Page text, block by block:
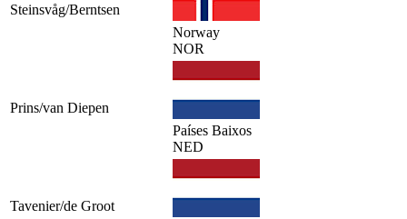
Steinsvåg/Berntsen
Norway
NOR
Prins/van Diepen
Países Baixos
NED
Tavenier/de Groot